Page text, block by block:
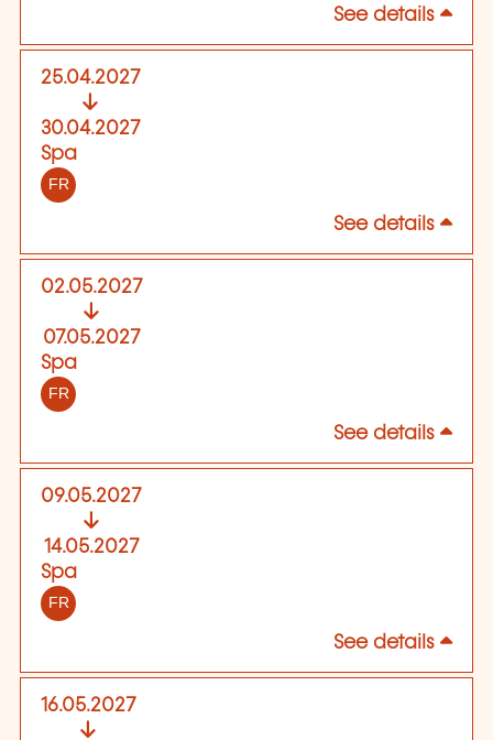
See details
25.04.2027
30.04.2027
Spa
FR
See details
02.05.2027
07.05.2027
Spa
FR
See details
09.05.2027
14.05.2027
Spa
FR
See details
16.05.2027